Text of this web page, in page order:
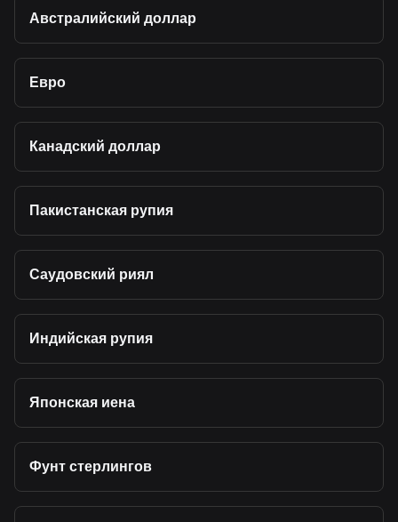
Австралийский доллар
Евро
Канадский доллар
Пакистанская рупия
Саудовский риял
Индийская рупия
Японская иена
Фунт стерлингов